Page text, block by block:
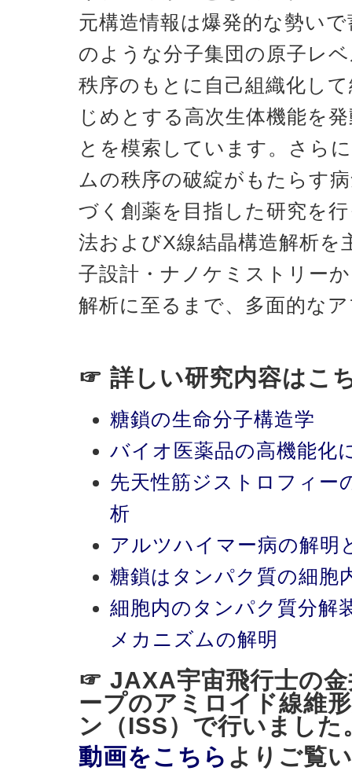
元構造情報は爆発的な勢い
のような分子集団の原子レ
秩序のもとに自己組織化し
じめとする高次生体機能を
とを模索しています。さら
ムの秩序の破綻がもたらす
づく創薬を目指した研究を
法およびX線結晶構造解析を
子設計・ナノケミストリー
解析に至るまで、多面的な
☞ 詳しい研究内容はこ
糖鎖の生命分子構造学
バイオ医薬品の高機能化
先天性筋ジストロフィー
析
アルツハイマー病の解明
糖鎖はタンパク質の細胞
細胞内のタンパク質分解
メカニズムの解明
☞ JAXA宇宙飛行士の金
ープのアミロイド線維
ン（ISS）で行いました
動画をこちら よりご覧